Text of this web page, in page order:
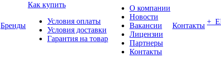
Бренды
Как купить
Условия оплаты
Условия доставки
Гарантия на товар
О компании
Новости
Вакансии
Лицензии
Партнеры
Контакты
Контакты +